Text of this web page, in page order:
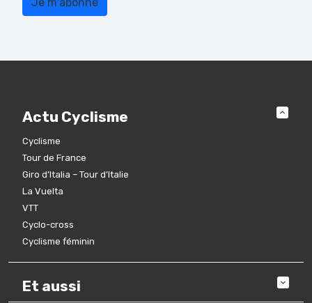
Actu Cyclisme
Cyclisme
Tour de France
Giro d’Italia – Tour d’Italie
La Vuelta
VTT
Cyclo-cross
Cyclisme féminin
Et aussi